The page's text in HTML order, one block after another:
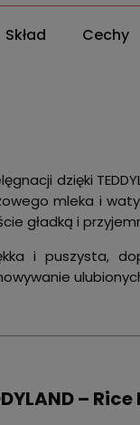
Skład Cechy
dzięki
mleka i
gładką i
i puszysta,
–